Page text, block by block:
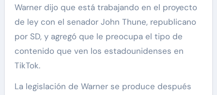
Warner dijo que está trabajando en el proyecto
de ley con el senador John Thune, republicano
por SD, y agregó que le preocupa el tipo de
contenido que ven los estadounidenses en
TikTok.
La legislación de Warner se produce después